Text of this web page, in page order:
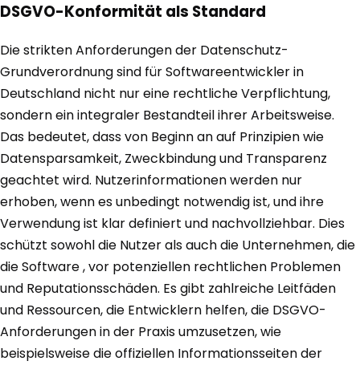
DSGVO-Konformität als Standard
Die strikten Anforderungen der Datenschutz-
Grundverordnung sind für Softwareentwickler in
Deutschland nicht nur eine rechtliche Verpflichtung,
sondern ein integraler Bestandteil ihrer Arbeitsweise.
Das bedeutet, dass von Beginn an auf Prinzipien wie
Datensparsamkeit, Zweckbindung und Transparenz
geachtet wird. Nutzerinformationen werden nur
erhoben, wenn es unbedingt notwendig ist, und ihre
Verwendung ist klar definiert und nachvollziehbar. Dies
schützt sowohl die Nutzer als auch die Unternehmen, die
die Software , vor potenziellen rechtlichen Problemen
und Reputationsschäden. Es gibt zahlreiche Leitfäden
und Ressourcen, die Entwicklern helfen, die DSGVO-
Anforderungen in der Praxis umzusetzen, wie
beispielsweise die offiziellen Informationsseiten der